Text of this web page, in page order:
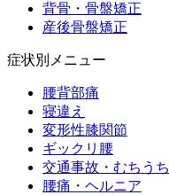
背骨・骨盤矯正
産後骨盤矯正
症状別メニュー
腰背部痛
寝違え
変形性膝関節
ギックリ腰
交通事故・むちうち
腰痛・ヘルニア